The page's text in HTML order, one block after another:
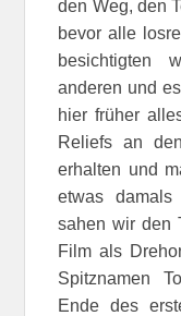
den Weg, den
bevor alle
besichtigten
anderen und
hier früher
Reliefs an
erhalten und
etwas damals
sahen wir den
Film als
Spitznamen
Ende des